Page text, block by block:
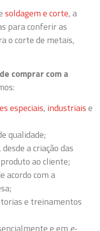
soldagem e corte, a
para conferir as
o corte de metais,
comprar com a
especiais, industriaise
qualidade;
a criação das
ao cliente;
acordo com a
e treinamentos
e em e-